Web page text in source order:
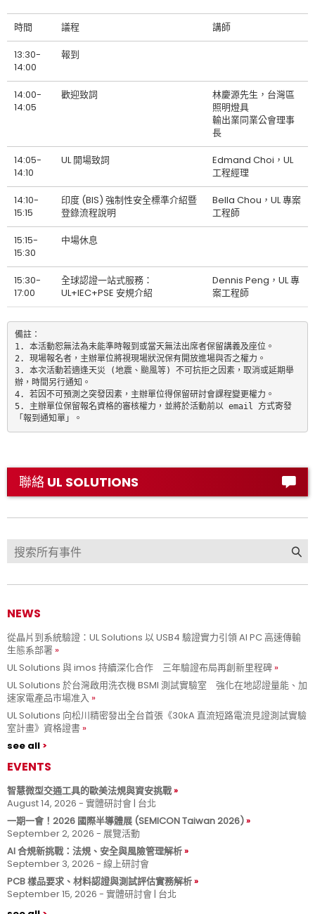
時間 議程 講師
13:30-
14:00
報到
14:00-
14:05
歡迎致詞
林慶源先生，台灣區
照明燈具
輸出業同業公會理事
長
14:05-
14:10
UL 開場致詞
Edmand Choi，UL
工程經理
14:10-
15:15
印度 (BIS) 強制性安全標準介紹暨
登錄流程說明
Bella Chou，UL 專案
工程師
15:15-
15:30
中場休息
15:30-
17:00
全球認證一站式服務：
UL+IEC+PSE 安規介紹
Dennis Peng，UL 專
案工程師
備註：
1. 本活動恕無法為未能準時報到或當天無法出席者保留講義及座位。
2. 現場報名者，主辦單位將視現場狀況保有開放進場與否之權力。
3. 本次活動若適逢天災 (地震、颱風等) 不可抗拒之因素，取消或延期舉
辦，時間另行通知。
4. 若因不可預測之突發因素，主辦單位得保留研討會課程變更權力。
5. 主辦單位保留報名資格的審核權力，並將於活動前以 email 方式寄發
「報到通知單」。
聯絡 UL SOLUTIONS
NEWS
從晶片到系統驗證：UL Solutions 以 USB4 驗證實力引領 AI PC 高速傳輸
生態系部署
UL Solutions 與 imos 持續深化合作 三年驗證布局再創新里程碑
UL Solutions 於台灣啟用洗衣機 BSMI 測試實驗室 強化在地認證量能、加
速家電產品市場准入
UL Solutions 向松川精密發出全台首張《30kA 直流短路電流見證測試實驗
室計畫》資格證書
see all
EVENTS
智慧微型交通工具的歐美法規與資安挑戰
August 14, 2026 - 實體研討會 | 台北
一期一會！2026 國際半導體展 (SEMICON Taiwan 2026)
September 2, 2026 - 展覽活動
AI 合規新挑戰：法規、安全與風險管理解析
September 3, 2026 - 線上研討會
PCB 樣品要求、材料認證與測試評估實務解析
September 15, 2026 - 實體研討會 | 台北